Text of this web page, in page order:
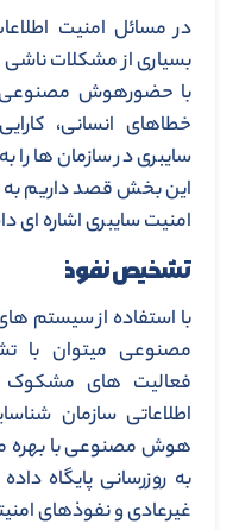
در مسائل امنیت
بسیاری از مشکلات ناشی
با حضورهوش مصنوعی
خطاهای انسانی،
سایبری در سازمان ها را
این بخش قصد داریم
امنیت سایبری اشاره ای
تشخیص نفوذ
با استفاده از سیستم
مصنوعی میتوان با
فعالیت های
اطلاعاتی سازمان
هوش مصنوعی با بهره
به روزرسانی پایگاه
غیرعادی و نفوذهای